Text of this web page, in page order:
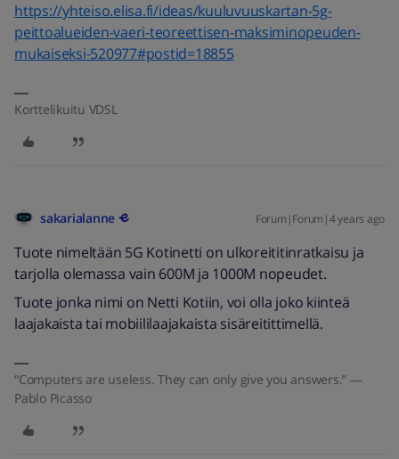
https://yhteiso.elisa.fi/ideas/kuuluvuuskartan-5g-
peittoalueiden-vaeri-teoreettisen-maksiminopeuden-
mukaiseksi-520977#postid=18855
Korttelikuitu VDSL
sakarialanne Forum|Forum|4 years ago
Tuote nimeltään 5G Kotinetti on ulkoreititinratkaisu ja
tarjolla olemassa vain 600M ja 1000M nopeudet.
Tuote jonka nimi on Netti Kotiin, voi olla joko kiinteä
laajakaista tai mobiililaajakaista sisäreitittimellä.
“Computers are useless. They can only give you answers.” ―
Pablo Picasso